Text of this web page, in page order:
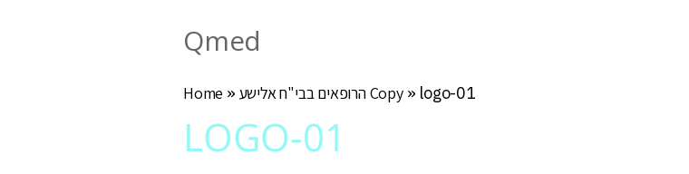
Qmed
Home » הרופאים בבי"ח אלישע Copy » logo-01
LOGO-01